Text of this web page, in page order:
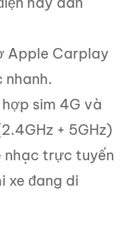
Apple Carplay
sim 4G và
+ 5GHz)
nhạc trực tuyến
xe đang di